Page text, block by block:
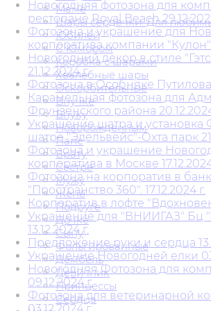
Маме
Шары сердечки. Для
Юбилей
С Юмором
Коробка с шарами
Хвалебные шары
Оскорбительные
Внучке
Внуку
Новорожденным
Папе
Брату
Сестре
Мужу
Жене
Подруге
Дочке
Сыну
Фольгированные
Дембель
Девичник
Принцессы
Сердца
Новогодняя фотозона для
ресторане Royal Beach
Фотозона и украшение для
корпоратива компании "Кулон"
Новогодний декор в стиле
21.12.2024 г.
Фотозона в Особняке Путилова
Карамельная фотозона для
Фрунзенского района
Украшение шатра и установка
шатре "Эдельвейс"-Охта парк
Фотозона и украшение
корпоратива в Москве
Фотозона на корпоратив в
"Пространство 360". 17.12.2024 г.
Корпоратив в лофте
Украшение для "ВНИИГАЗ" Бц
13.12.2024 г.
Предложение руки и сердца
Украшение Новогодней елки
Новогодняя Фотозона для
09.12.2024 г.
Фотозона для ветеринарной